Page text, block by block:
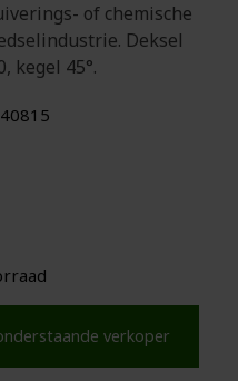
of chemische
Deksel
kegel 45°.
40815
verkoper